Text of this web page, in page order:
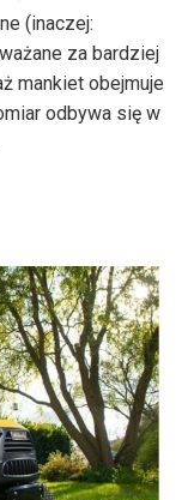
(inaczej:
za bardziej
mankiet obejmuje
odbywa się w